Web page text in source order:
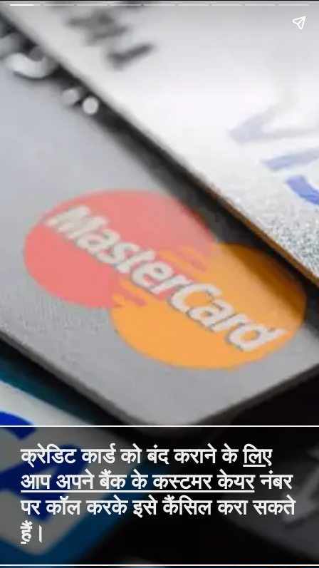
क्रेडिट कार्ड को बंद कराने केलिए
आप अपने बैंक के कस्टमर केयरनंबर
पर कॉल करके इसे कैंसिल करा सकते
हैं।